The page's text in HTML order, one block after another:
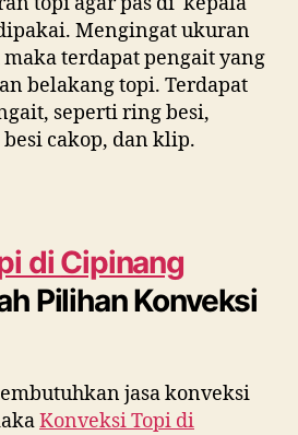
Mengingat ukuran
terdapat pengait yang
belakang topi. Terdapat
seperti ring besi,
cakop, dan klip.
di Cipinang
Pilihan Konveksi
jasa konveksi
Konveksi Topi di